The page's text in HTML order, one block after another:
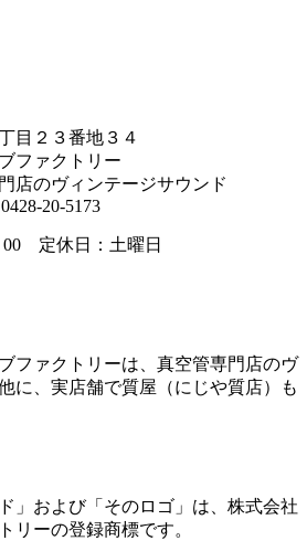
目２３番地３４
ファクトリー
店のヴィンテージサウンド
20-5173
00 定休日：土曜日
ファクトリーは、真空管専門店のヴ
に、実店舗で質屋（にじや質店）も
」および「そのロゴ」は、株式会社
リーの登録商標です。